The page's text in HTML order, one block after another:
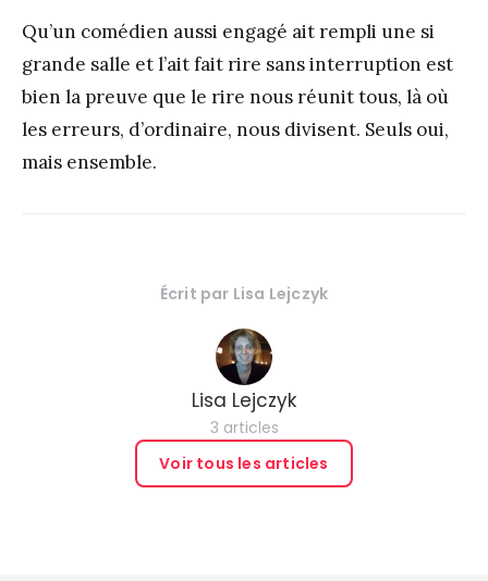
Qu’un comédien aussi engagé ait rempli une si
grande salle et l’ait fait rire sans interruption est
bien la preuve que le rire nous réunit tous, là où
les erreurs, d’ordinaire, nous divisent. Seuls oui,
mais ensemble.
Écrit par Lisa Lejczyk
Lisa Lejczyk
3 articles
Voir tous les articles